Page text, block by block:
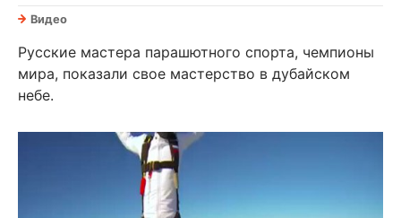
Видео
Русские мастера парашютного спорта, чемпионы
мира, показали свое мастерство в дубайском
небе.